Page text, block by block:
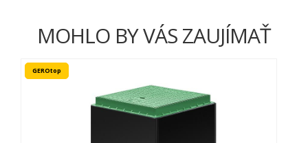
MOHLO BY VÁS ZAUJÍMAŤ
GEROtop